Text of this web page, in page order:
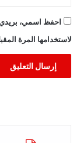
احفظ اسمي، بريدي
لاستخدامها المرة